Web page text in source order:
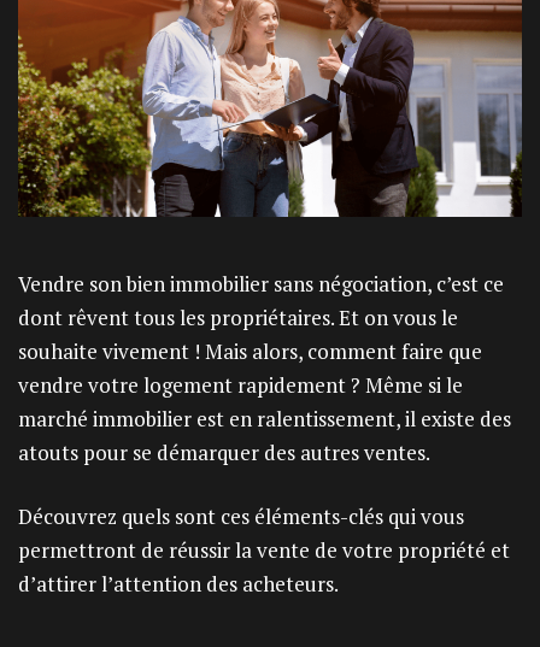
Vendre son bien immobilier sans négociation, c’est ce
dont rêvent tous les propriétaires. Et on vous le
souhaite vivement ! Mais alors, comment faire que
vendre votre logement rapidement ? Même si le
marché immobilier est en ralentissement, il existe des
atouts pour se démarquer des autres ventes.
Découvrez quels sont ces éléments-clés qui vous
permettront de réussir la vente de votre propriété et
d’attirer l’attention des acheteurs.